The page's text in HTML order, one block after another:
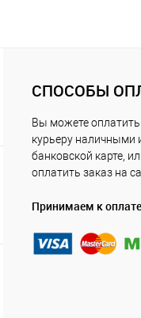
СПОСОБЫ
Вы можете оплатить
курьеру наличными
банковской карте,
оплатить заказ на
Принимаем к оплате